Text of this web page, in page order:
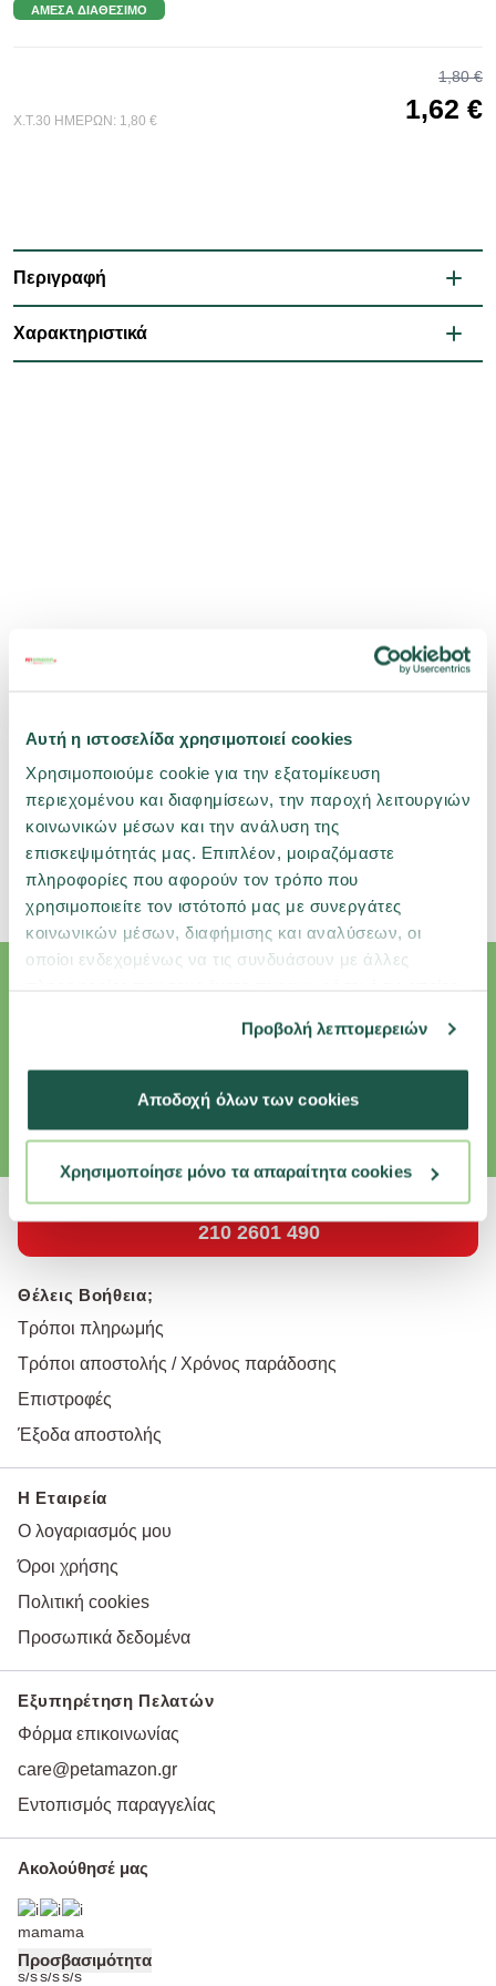
Αυτή η ιστοσελίδα χρησιμοποιεί cookies
Χρησιμοποιούμε cookie για την εξατομίκευση
περιεχομένου και διαφημίσεων, την παροχή λειτουργιών
κοινωνικών μέσων και την ανάλυση της
επισκεψιμότητάς μας. Επιπλέον, μοιραζόμαστε
πληροφορίες που αφορούν τον τρόπο που
χρησιμοποιείτε τον ιστότοπό μας με συνεργάτες
κοινωνικών μέσων, διαφήμισης και αναλύσεων, οι
οποίοι ενδεχομένως να τις συνδυάσουν με άλλες
Προβολή λεπτομερειών
Αποδοχή όλων των cookies
Χρησιμοποίησε μόνο τα απαραίτητα cookies
ΆΜΕΣΑ ΔΙΑΘΈΣΙΜΟ
1,80 €
1,62 €
Χ.Τ.30 ΗΜΕΡΩΝ: 1,80 €
Περιγραφή
Χαρακτηριστικά
Σχετικές κατηγορίες
Πτηνό Αξεσουάρ Ταΐστρες & Ποτίστρες
Κάνε εγγραφή στο newsletter και κέρδισε επιπλέον εκπτώσεις και
εγγραφή
Συμφωνώ με τηνΠολιτική Απορρήτου
210 2601 490
Θέλεις Βοήθεια;
Τρόποι πληρωμής
Τρόποι αποστολής / Χρόνος παράδοσης
Επιστροφές
Έξοδα αποστολής
Η Εταιρεία
Ο λογαριασμός μου
Όροι χρήσης
Πολιτική cookies
Προσωπικά δεδομένα
Εξυπηρέτηση Πελατών
Φόρμα επικοινωνίας
care@petamazon.gr
Εντοπισμός παραγγελίας
Ακολούθησέ μας
Προσβασιμότητα